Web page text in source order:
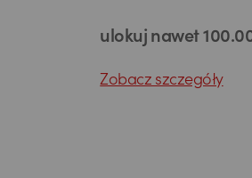
ulokuj nawet
Zobacz szczegóły